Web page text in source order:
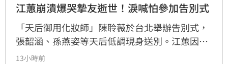
江蕙崩潰爆哭摯友逝世！淚喊怕參加告別式
「天后御用化妝師」陳聆薇於台北舉辦告別式，
張韶涵、孫燕姿等天后低調現身送別。江蕙因人
在國外無法出席，委託經紀人代為致意。江蕙經
13小時前